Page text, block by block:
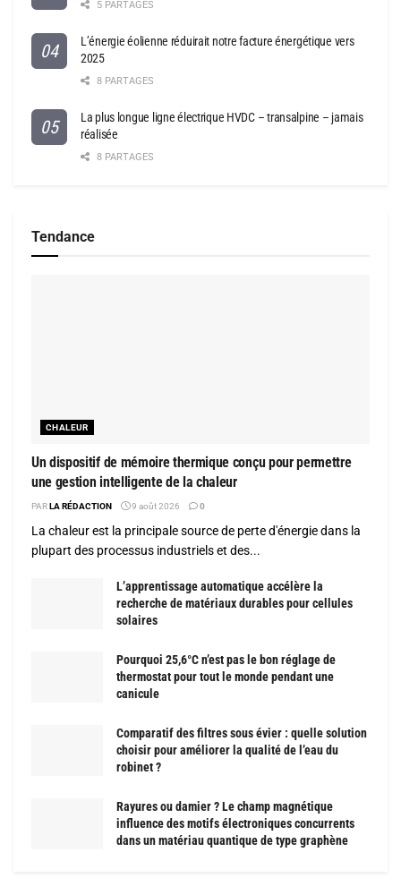
5 PARTAGES
L’énergie éolienne réduirait notre facture énergétique vers
2025
8 PARTAGES
La plus longue ligne électrique HVDC – transalpine – jamais
réalisée
8 PARTAGES
Tendance
CHALEUR
Un dispositif de mémoire thermique conçu pour permettre
une gestion intelligente de la chaleur
PARLA RÉDACTION 9 août 2026 0
La chaleur est la principale source de perte d'énergie dans la
plupart des processus industriels et des...
L’apprentissage automatique accélère la
recherche de matériaux durables pour cellules
solaires
Pourquoi 25,6°C n’est pas le bon réglage de
thermostat pour tout le monde pendant une
canicule
Comparatif des filtres sous évier : quelle solution
choisir pour améliorer la qualité de l’eau du
robinet ?
Rayures ou damier ? Le champ magnétique
influence des motifs électroniques concurrents
dans un matériau quantique de type graphène